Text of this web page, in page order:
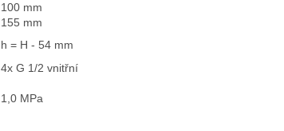
100 mm
155 mm
h = H - 54 mm
4x G 1/2 vnitřní
1,0 MPa